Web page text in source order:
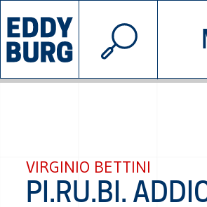
INIZIATIVE
© 2026 EDDYBURG
VIRGINIO BETTINI
PI.RU.BI.